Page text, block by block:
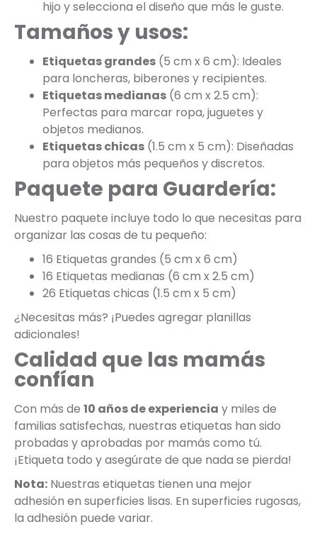
hijo y selecciona el diseño que más le guste.
Tamaños y usos:
Etiquetas grandes (5 cm x 6 cm): Ideales
para loncheras, biberones y recipientes.
Etiquetas medianas (6 cm x 2.5 cm):
Perfectas para marcar ropa, juguetes y
objetos medianos.
Etiquetas chicas (1.5 cm x 5 cm): Diseñadas
para objetos más pequeños y discretos.
Paquete para Guardería:
Nuestro paquete incluye todo lo que necesitas para
organizar las cosas de tu pequeño:
16 Etiquetas grandes (5 cm x 6 cm)
16 Etiquetas medianas (6 cm x 2.5 cm)
26 Etiquetas chicas (1.5 cm x 5 cm)
¿Necesitas más? ¡Puedes agregar planillas
adicionales!
Calidad que las mamás
confían
Con más de 10 años de experiencia y miles de
familias satisfechas, nuestras etiquetas han sido
probadas y aprobadas por mamás como tú.
¡Etiqueta todo y asegúrate de que nada se pierda!
Nota: Nuestras etiquetas tienen una mejor
adhesión en superficies lisas. En superficies rugosas,
la adhesión puede variar.